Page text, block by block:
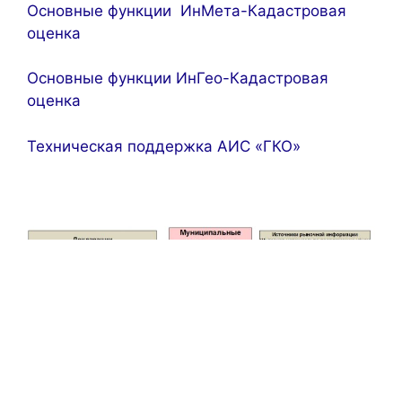
Основные функции ИнМета-Кадастровая
оценка
Основные функции ИнГео-Кадастровая
оценка
Техническая поддержка АИС «ГКО»